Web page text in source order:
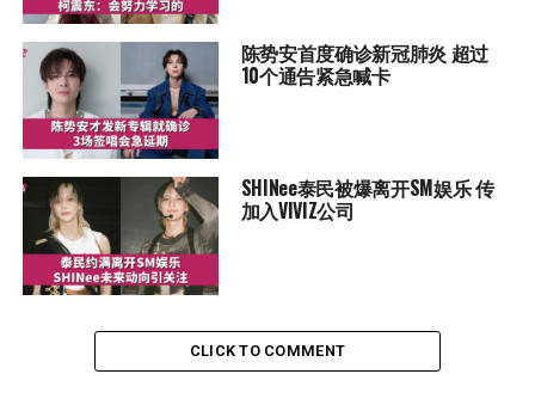
陈势安首度确诊新冠肺炎 超过
10个通告紧急喊卡
SHINee泰民被爆离开SM娱乐 传
加入VIVIZ公司
CLICK TO COMMENT